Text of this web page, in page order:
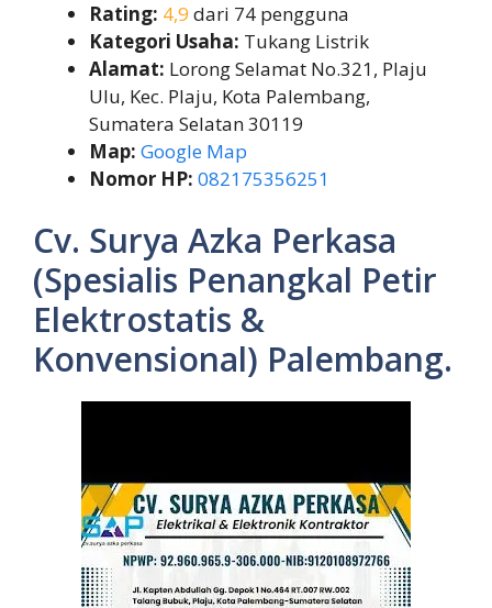
Rating: 4,9 dari 74 pengguna
Kategori Usaha: Tukang Listrik
Alamat: Lorong Selamat No.321, Plaju
Ulu, Kec. Plaju, Kota Palembang,
Sumatera Selatan 30119
Map: Google Map
Nomor HP: 082175356251
Cv. Surya Azka Perkasa
(Spesialis Penangkal Petir
Elektrostatis &
Konvensional) Palembang.